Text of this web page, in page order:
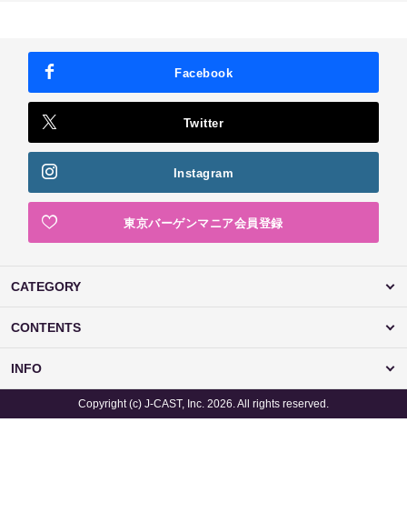
Facebook
Twitter
Instagram
東京バーゲンマニア会員登録
CATEGORY
CONTENTS
INFO
Copyright (c) J-CAST, Inc. 2026. All rights reserved.